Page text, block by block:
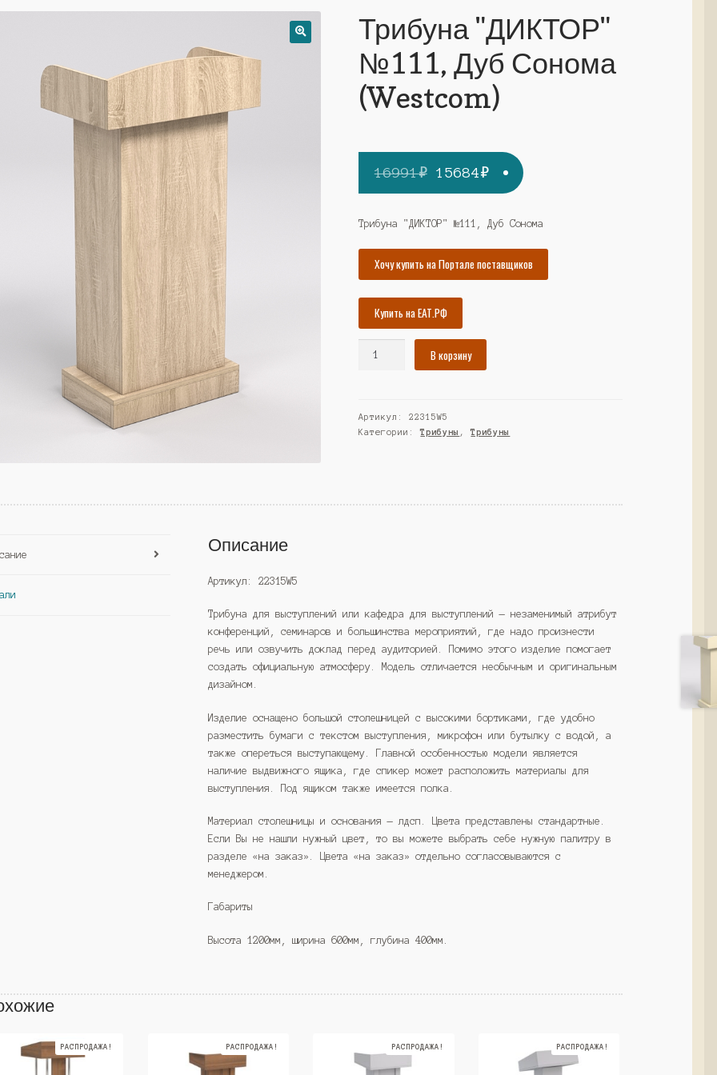
Трибуна "ДИКТОР"
№111, Дуб Сонома
(Westcom)
16991₽ Первоначальная
цена
составляла
16991₽.
15684₽Текущая
цена:
15684₽.
Трибуна "ДИКТОР" №111, Дуб Сонома
Хочу купить на Портале поставщиков
Купить на ЕАТ.РФ
№111,
Дуб
В корзину
Артикул:22315W5
Категории:Трибуны ,Трибуны
Описание
Артикул: 22315W5
Трибуна для выступлений или кафедра для выступлений — незаменимый атрибут
конференций, семинаров и большинства мероприятий, где надо произнести
речь или озвучить доклад перед аудиторией. Помимо этого изделие помогает
создать официальную атмосферу. Модель отличается необычным и оригинальным
дизайном.
Изделие оснащено большой столешницей с высокими бортиками, где удобно
разместить бумаги с текстом выступления, микрофон или бутылку с водой, а
также опереться выступающему. Главной особенностью модели является
наличие выдвижного ящика, где спикер может расположить материалы для
выступления. Под ящиком также имеется полка.
Материал столешницы и основания — лдсп. Цвета представлены стандартные.
Если Вы не нашли нужный цвет, то вы можете выбрать себе нужную палитру в
разделе «на заказ». Цвета «на заказ» отдельно согласовываются с
менеджером.
Габариты
Высота 1200мм, ширина 600мм, глубина 400мм.
РАСПРОДАЖА! РАСПРОДАЖА! РАСПРОДАЖА! РАСПРОДАЖА!